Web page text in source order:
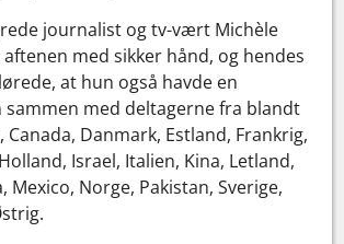
journalist og tv-vært Michèle
aftenen med sikker hånd, og hendes
at hun også havde en
sammen med deltagerne fra blandt
Canada, Danmark, Estland, Frankrig,
Israel, Italien, Kina, Letland,
Mexico, Norge, Pakistan, Sverige,